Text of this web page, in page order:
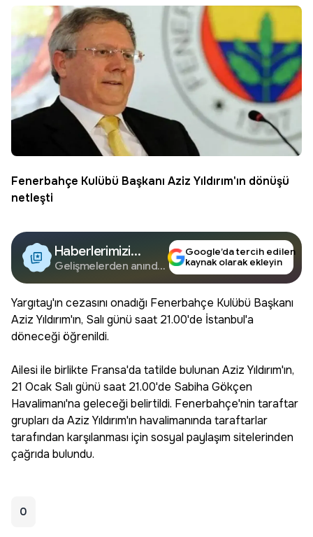
Fenerbahçe Kulübü Başkanı Aziz Yıldırım'ın dönüşü
netleşti
Haberlerimizi
Google'da Takip
Edin
Gelişmelerden anında
Google’da tercih edilen
kaynak olarak ekleyin
Yargıtay'ın cezasını onadığı Fenerbahçe Kulübü Başkanı
Aziz Yıldırım'ın, Salı günü saat 21.00'de İstanbul'a
döneceği öğrenildi.
Ailesi ile birlikte Fransa'da tatilde bulunan Aziz Yıldırım'ın,
21 Ocak Salı günü saat 21.00'de Sabiha Gökçen
Havalimanı'na geleceği belirtildi. Fenerbahçe'nin taraftar
grupları da Aziz Yıldırım'ın havalimanında taraftarlar
tarafından karşılanması için sosyal paylaşım sitelerinden
çağrıda bulundu.
0